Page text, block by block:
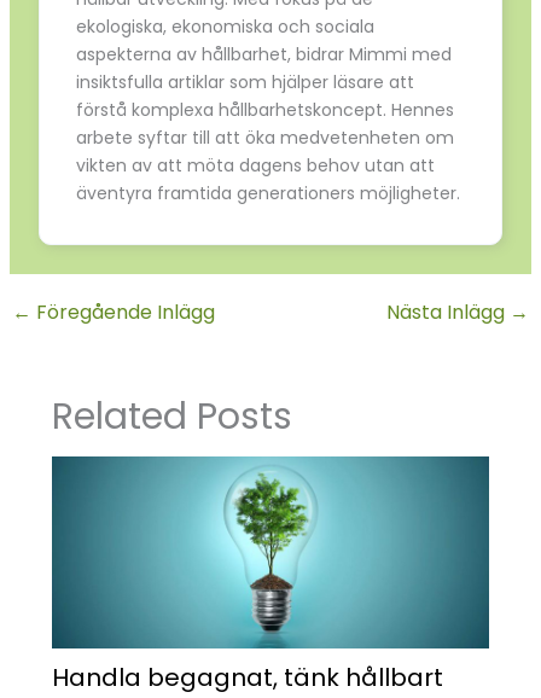
ekologiska, ekonomiska och sociala
aspekterna av hållbarhet, bidrar Mimmi med
insiktsfulla artiklar som hjälper läsare att
förstå komplexa hållbarhetskoncept. Hennes
arbete syftar till att öka medvetenheten om
vikten av att möta dagens behov utan att
äventyra framtida generationers möjligheter.
← Föregående Inlägg Nästa Inlägg →
Related Posts
Handla begagnat, tänk hållbart